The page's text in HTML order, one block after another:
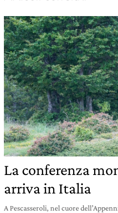
La conferenza
arriva in Italia
A Pescasseroli, nel cuore